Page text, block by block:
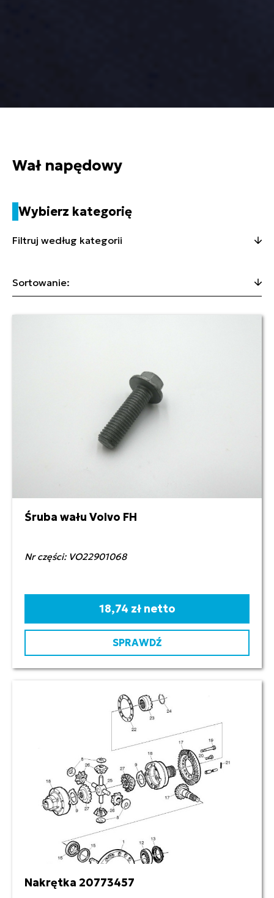
Wał napędowy
Wybierz kategorię
Filtruj według kategorii
Śruba wału Volvo FH
Nr części: VO22901068
18,74 zł netto
SPRAWDŹ
Nakrętka 20773457